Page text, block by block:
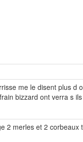
me le disent plus d
bizzard ont verra s ils
2 merles et 2 corbeaux